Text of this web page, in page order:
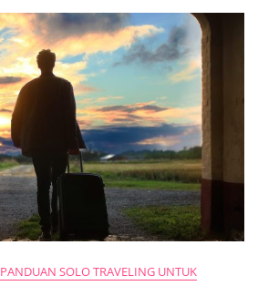
Jakarta
Utara
Panduan
Untuk
Pemula
PANDUAN SOLO TRAVELING UNTUK